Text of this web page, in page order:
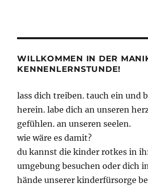
Beiträge
WILLKOMMEN IN DER
KENNENLERNSTUNDE!
lass dich treiben. tauch ein und
herein. labe dich an unseren
gefühlen. an unseren seelen.
wie wäre es damit?
du kannst die kinder rotkes in
umgebung besuchen oder dich
hände unserer kinderfürsorge